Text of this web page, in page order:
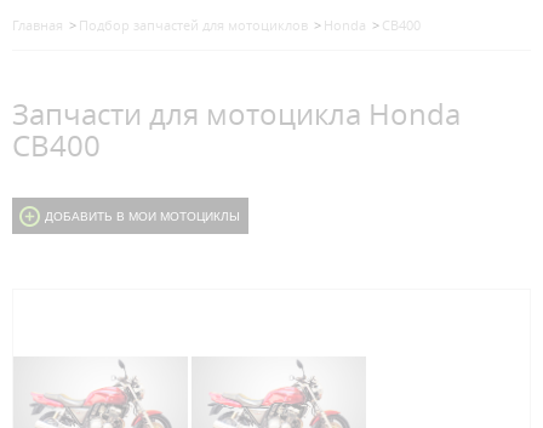
Главная Подбор запчастей для мотоциклов Honda CB400
Запчасти для мотоцикла Honda
CB400
ДОБАВИТЬ В МОИ МОТОЦИКЛЫ